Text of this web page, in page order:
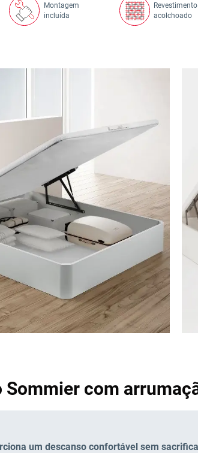
Montagem
incluída
acolchoado
com
um descanso confortável sem